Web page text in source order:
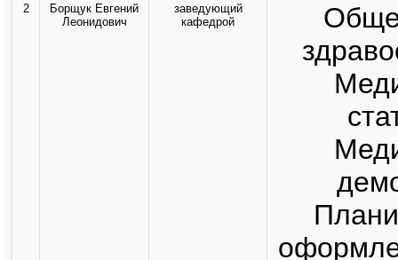
2
Борщук Евгений
Леонидович
заведующий
кафедрой